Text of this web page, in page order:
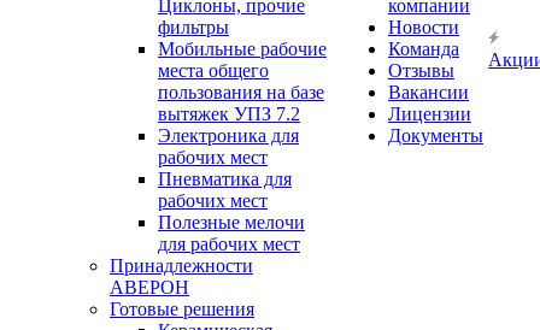
Циклоны, прочие
фильтры
Мобильные рабочие
места общего
пользования на базе
вытяжек УПЗ 7.2
Электроника для
рабочих мест
Пневматика для
рабочих мест
Полезные мелочи
для рабочих мест
Принадлежности
АВЕРОН
Готовые решения
компании
Новости
Команда
Отзывы
Вакансии
Лицензии
Документы